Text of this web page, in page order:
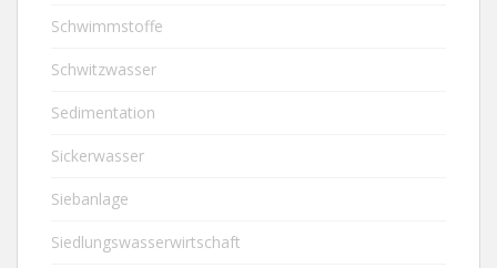
Schwimmstoffe
Schwitzwasser
Sedimentation
Sickerwasser
Siebanlage
Siedlungswasserwirtschaft